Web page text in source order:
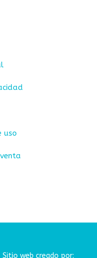
uso
Sitio web creado por: